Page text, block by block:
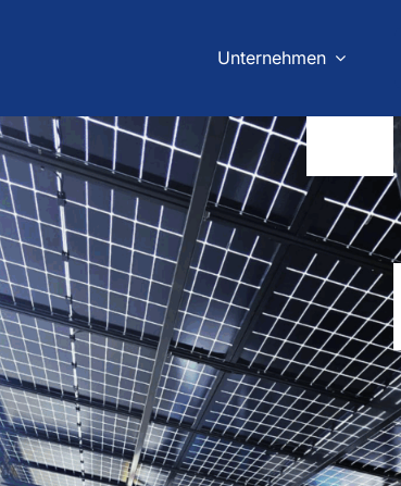
Unternehmen